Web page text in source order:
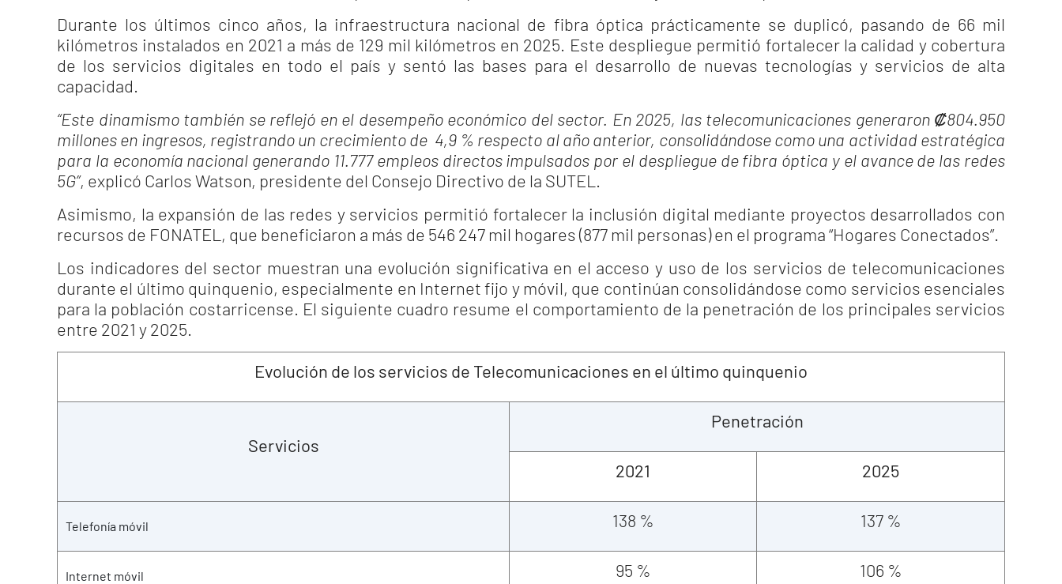
Durante los últimos cinco años, la infraestructura nacional de fibra óptica prácticamente se duplicó, pasando de 66 mil
kilómetros instalados en 2021 a más de 129 mil kilómetros en 2025. Este despliegue permitió fortalecer la calidad y cobertura
de los servicios digitales en todo el país y sentó las bases para el desarrollo de nuevas tecnologías y servicios de alta
capacidad.
“Este dinamismo también se reflejó en el desempeño económico del sector. En 2025, las telecomunicaciones generaron ₡804.950
millones en ingresos, registrando un crecimiento de 4,9 % respecto al año anterior, consolidándose como una actividad estratégica
para la economía nacional generando 11.777 empleos directos impulsados por el despliegue de fibra óptica y el avance de las redes
5G”, explicó Carlos Watson, presidente del Consejo Directivo de la SUTEL.
Asimismo, la expansión de las redes y servicios permitió fortalecer la inclusión digital mediante proyectos desarrollados con
recursos de FONATEL, que beneficiaron a más de 546 247 mil hogares (877 mil personas) en el programa “Hogares Conectados”.
Los indicadores del sector muestran una evolución significativa en el acceso y uso de los servicios de telecomunicaciones
durante el último quinquenio, especialmente en Internet fijo y móvil, que continúan consolidándose como servicios esenciales
para la población costarricense. El siguiente cuadro resume el comportamiento de la penetración de los principales servicios
entre 2021 y 2025.
Evolución de los servicios de Telecomunicaciones en el último quinquenio
Servicios
Penetración
2021 2025
Telefonía móvil 138 % 137 %
Internet móvil 95 % 106 %